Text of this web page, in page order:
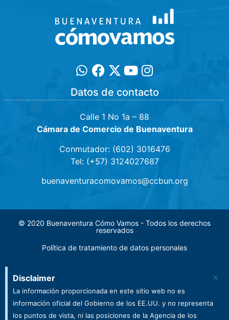
Datos de contacto
Calle 1 No 1a – 88
Cámara de Comercio de Buenaventura
Conmutador: (602) 3016476
Tel: (+57) 3124027687
buenaventuracomovamos@ccbun.org
© 2020 Buenaventura Cómo Vamos - Todos los derechos
reservados
Política de tratamiento de datos personales
Disclaimer
La información proporcionada en este sitio web no es
información oficial del Gobierno de los EE.UU. y no representa
los puntos de vista, ni las posiciones de la Agencia de los
×